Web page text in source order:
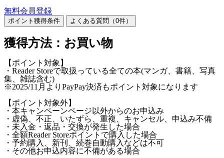
無料会員登録
ポイント獲得条件 よくある質問（0件）
獲得方法：お買い物
【ポイント対象】
・Reader Storeで取扱っている全ての本(マンガ、書籍、写真
集、雑誌含む)
※2025/11月よりPayPay決済もポイント対象になります
【ポイント対象外】
・本キャンペーンページ以外からのお申込み
・虚偽、不正、いたずら、重複、キャンセル、申込み不備
・未入金・返品・交換が発生した場合
・全額Reader Storeポイントで購入した場合
・予約購入、新刊、続巻自動購入などは不可
・その他お申込内容に不備がある場合